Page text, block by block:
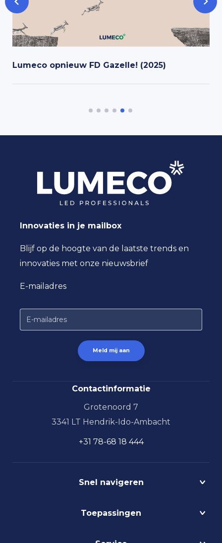
Lumeco opnieuw FD Gazelle! (2025)
Innovaties in je mailbox
Blijf op de hoogte van de laatste trends en
innovaties met onze nieuwsbrief
E-mailadres
Contactinformatie
Grotenoord 7
3341 LT Hendrik-Ido-Ambacht
+31 78-68 18 444
Snel navigeren
Circulair
Toepassingen